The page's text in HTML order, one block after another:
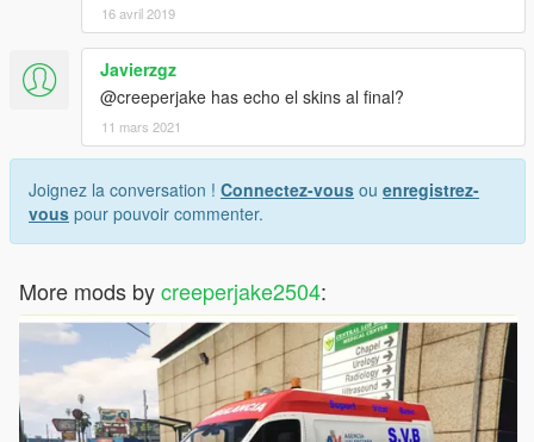
16 avril 2019
Javierzgz
@creeperjake has echo el skins al final?
11 mars 2021
Joignez la conversation ! Connectez-vous ou enregistrez-
vous pour pouvoir commenter.
More mods bycreeperjake2504: